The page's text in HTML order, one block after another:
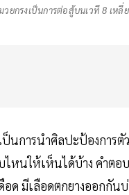
วยกรงเป็นการต่อสู้บนเวที 8 เห
ป็นการนำศิลปะป้องกา
นให้เห็นได้บ้าง คำตอ
ด มีเลือดตกยางออกกั